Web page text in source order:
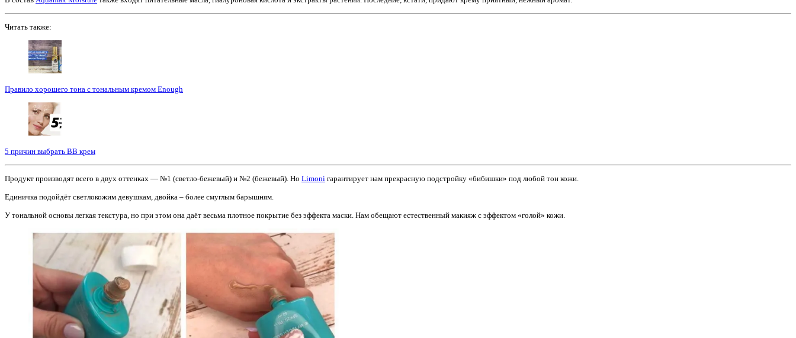
Читать также:
Правило хорошего тона с тональным кремом Enough
5 причин выбрать BB крем
Продукт производят всего в двух оттенках — №1 (светло-бежевый) и №2 (бежевый). Но Limoni гарантирует нам прекрасную подстройку «бибишки» под любой тон кожи.
Единичка подойдёт светлокожим девушкам, двойка – более смуглым барышням.
У тональной основы легкая текстура, но при этом она даёт весьма плотное покрытие без эффекта маски. Нам обещают естественный макияж с эффектом «голой» кожи.